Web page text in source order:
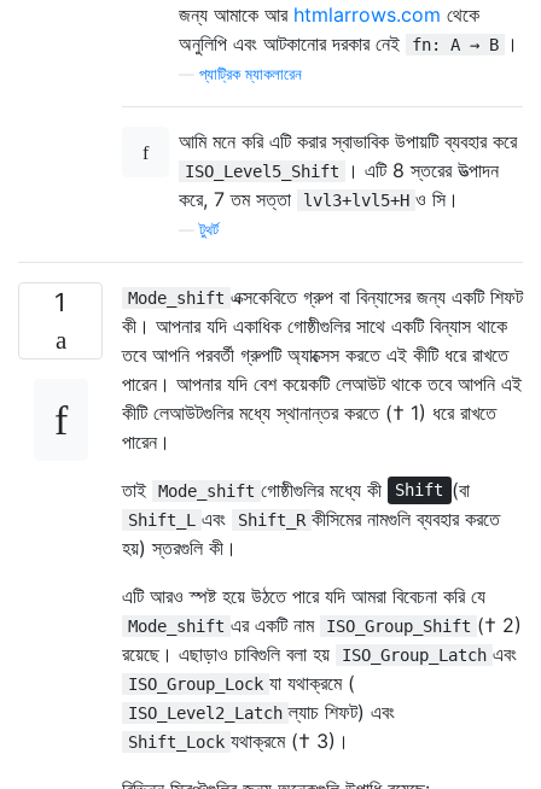
জন্য আমাকে আর htmlarrows.com থেকে
অনুলিপি এবং আটকানোর দরকার নেই
fn: A → B ।
প্যাট্রিক ম্যাকলারেন
আমি মনে করি এটি করার স্বাভাবিক উপায়টি ব্যবহার করে
ISO_Level5_Shift
। এটি 8 স্তরের উত্পাদন
করে, 7 তম সত্তা
lvl3+lvl5+H ও সি।
—টুথর্ট
1 Mode_shift এক্সকেবিতে গ্রুপ বা বিন্যাসের জন্য একটি শিফট
কী। আপনার যদি একাধিক গোষ্ঠীগুলির সাথে একটি বিন্যাস থাকে
তবে আপনি পরবর্তী গ্রুপটি অ্যাক্সেস করতে এই কীটি ধরে রাখতে
পারেন। আপনার যদি বেশ কয়েকটি লেআউট থাকে তবে আপনি এই
কীটি লেআউটগুলির মধ্যে স্থানান্তর করতে († 1) ধরে রাখতে
পারেন।
তাই
Mode_shift গোষ্ঠীগুলির মধ্যে কী Shift (বা
Shift_L এবং Shift_R কীসিমের নামগুলি ব্যবহার করতে
হয়) স্তরগুলি কী।
এটি আরও স্পষ্ট হয়ে উঠতে পারে যদি আমরা বিবেচনা করি যে
Mode_shift এর একটি নাম ISO_Group_Shift († 2)
রয়েছে। এছাড়াও চাবিগুলি বলা হয়
ISO_Group_Latch এবং
ISO_Group_Lock যা যথাক্রমে (
ISO_Level2_Latch ল্যাচ শিফট) এবং
Shift_Lock যথাক্রমে († 3)।